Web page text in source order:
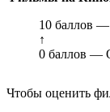
10 баллов
↑
0 баллов —
Чтобы оценить